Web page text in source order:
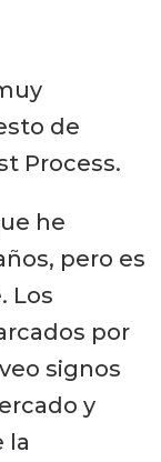
de
Process.
he
pero es
Los
por
signos
y
la